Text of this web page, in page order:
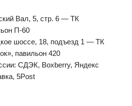
Вал, 5, стр. 6 — ТК
П-60
шоссе, 18, подъезд 1 — ТК
павильон 420
СДЭК, Boxberry, Яндекс
5Post